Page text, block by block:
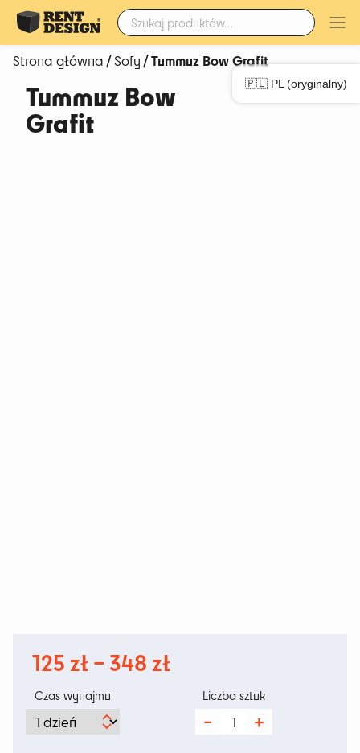
Szukaj:
🇵🇱 PL (oryginalny)
Strona główna/Sofy/ Tummuz Bow Grafit
Tummuz Bow
Grafit
125 zł– 348 złZakres
cen:
Czas wynajmu
ilość
Liczba sztuk